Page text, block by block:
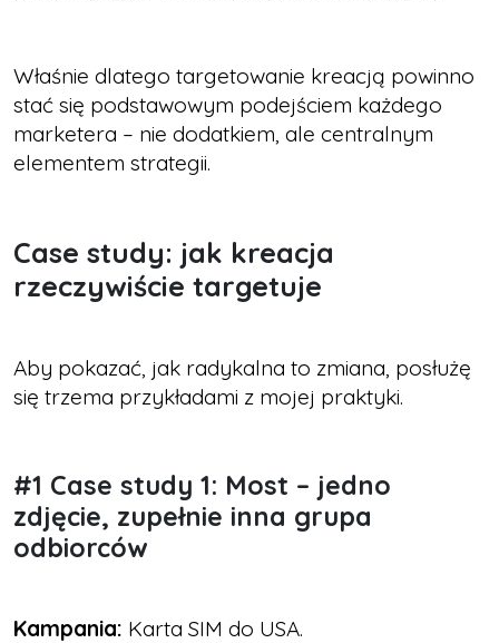
Właśnie dlatego targetowanie kreacją powinno
stać się podstawowym podejściem każdego
marketera – nie dodatkiem, ale centralnym
elementem strategii.
Case study: jak kreacja
rzeczywiście targetuje
Aby pokazać, jak radykalna to zmiana, posłużę
się trzema przykładami z mojej praktyki.
#1 Case study 1: Most – jedno
zdjęcie, zupełnie inna grupa
odbiorców
Kampania: Karta SIM do USA.